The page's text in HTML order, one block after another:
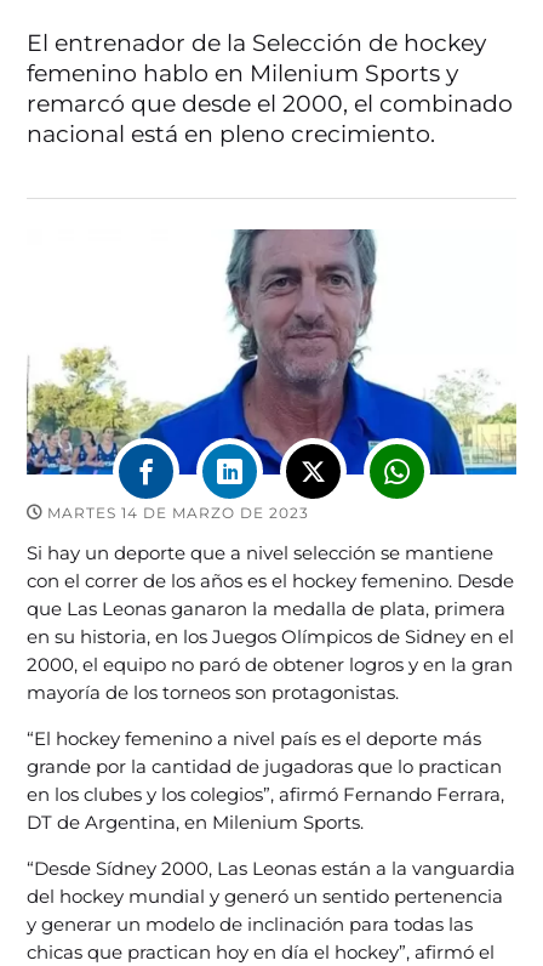
El entrenador de la Selección de hockey
femenino hablo en Milenium Sports y
remarcó que desde el 2000, el combinado
nacional está en pleno crecimiento.
MARTES 14 DE MARZO DE 2023
Si hay un deporte que a nivel selección se mantiene
con el correr de los años es el hockey femenino. Desde
que Las Leonas ganaron la medalla de plata, primera
en su historia, en los Juegos Olímpicos de Sidney en el
2000, el equipo no paró de obtener logros y en la gran
mayoría de los torneos son protagonistas.
“El hockey femenino a nivel país es el deporte más
grande por la cantidad de jugadoras que lo practican
en los clubes y los colegios”, afirmó Fernando Ferrara,
DT de Argentina, en Milenium Sports.
“Desde Sídney 2000, Las Leonas están a la vanguardia
del hockey mundial y generó un sentido pertenencia
y generar un modelo de inclinación para todas las
chicas que practican hoy en día el hockey”, afirmó el